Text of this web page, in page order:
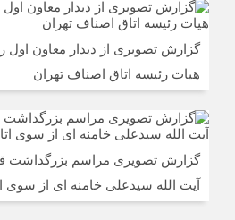
گزارش تصویری از دیدار معاون
هیات رئیسه اتاق اصناف تهران
گزارش تصویری مراسم بزرگداشت
آیت الله سیدعلی خامنه ای از سوی